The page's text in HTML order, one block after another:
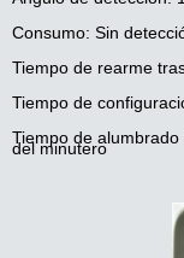
Consumo: Sin
Tiempo de rearme
Tiempo de
Tiempo de
del minutero